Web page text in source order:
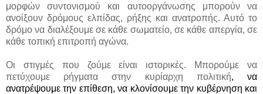
μορφών συντονισμού και αυτοοργάνωσης μπορούν να
ανοίξουν δρόμους ελπίδας, ρήξης και ανατροπής. Αυτό το
δρόμο να διαλέξουμε σε κάθε σωματείο, σε κάθε απεργία, σε
κάθε τοπική επιτροπή αγώνα.
Οι στιγμές που ζούμε είναι ιστορικές. Μπορούμε να
πετύχουμε ρήγματα στην κυρίαρχη πολιτική, να
ανατρέψουμε την επίθεση, να κλονίσουμε την κυβέρνηση και